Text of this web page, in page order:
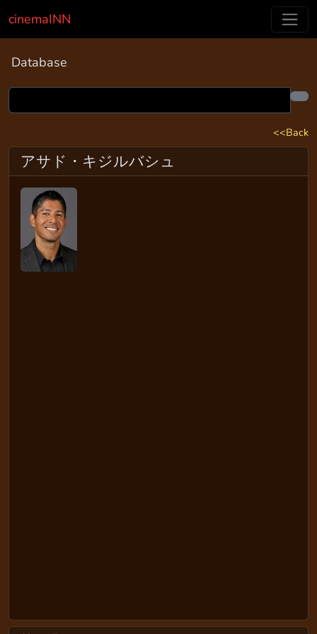
cinemaINN
Database
<<Back
アサド・キジルバシュ